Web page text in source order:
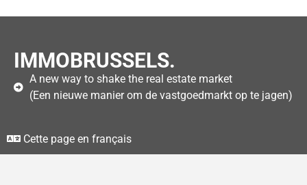
IMMOBRUSSELS.
A new way to shake the real estate market
(Een nieuwe manier om de vastgoedmarkt op te jagen)
Cette page en français